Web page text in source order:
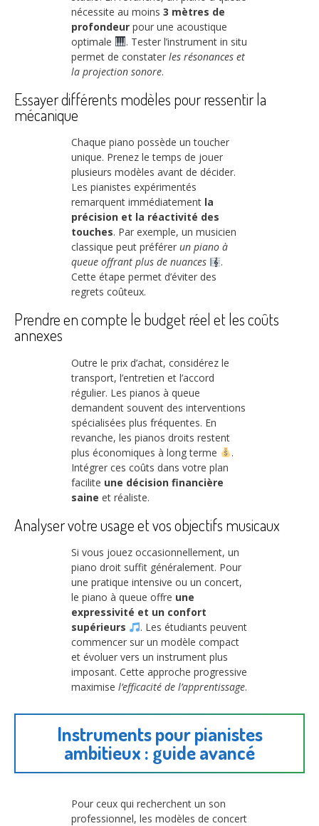
nécessite au moins 3 mètres de
profondeur pour une acoustique
optimale
. Tester l’instrument in situ
permet de constater les résonances et
la projection sonore.
Essayer différents modèles pour ressentir la
mécanique
Chaque piano possède un toucher
unique. Prenez le temps de jouer
plusieurs modèles avant de décider.
Les pianistes expérimentés
remarquent immédiatement la
précision et la réactivité des
touches. Par exemple, un musicien
classique peut préférer un piano à
queue offrant plus de nuances
.
Cette étape permet d’éviter des
regrets coûteux.
Prendre en compte le budget réel et les coûts
annexes
Outre le prix d’achat, considérez le
transport, l’entretien et l’accord
régulier. Les pianos à queue
demandent souvent des interventions
spécialisées plus fréquentes. En
revanche, les pianos droits restent
plus économiques à long terme
.
Intégrer ces coûts dans votre plan
facilite une décision financière
saine et réaliste.
Analyser votre usage et vos objectifs musicaux
Si vous jouez occasionnellement, un
piano droit suffit généralement. Pour
une pratique intensive ou un concert,
le piano à queue offre une
expressivité et un confort
supérieurs
. Les étudiants peuvent
commencer sur un modèle compact
et évoluer vers un instrument plus
imposant. Cette approche progressive
maximise l’efficacité de l’apprentissage.
Instruments pour pianistes
ambitieux : guide avancé
Pour ceux qui recherchent un son
professionnel, les modèles de concert